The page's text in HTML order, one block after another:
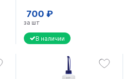
700 ₽
за шт
В наличии